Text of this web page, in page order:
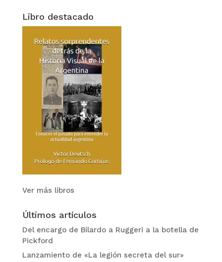
Libro destacado
Ver más libros
Últimos artículos
Del encargo de Bilardo a Ruggeri a la botella de
Pickford
Lanzamiento de «La legión secreta del sur»